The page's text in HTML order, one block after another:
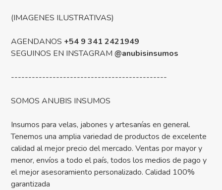
(IMAGENES ILUSTRATIVAS)
AGENDANOS +54 9 341 2421949
SEGUINOS EN INSTAGRAM@anubisinsumos
---------------------------------------------
SOMOS ANUBIS INSUMOS
Insumos para velas, jabones y artesanías en general.
Tenemos una amplia variedad de productos de excelente
calidad al mejor precio del mercado. Ventas por mayor y
menor, envíos a todo el país, todos los medios de pago y
el mejor asesoramiento personalizado. Calidad 100%
garantizada